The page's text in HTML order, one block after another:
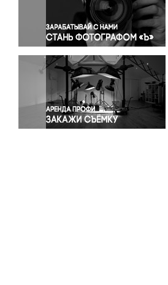
Правосудие
Происшествия и конфликты
Религия
Светская жизнь
Спорт
Экология
Экономика и бизнес